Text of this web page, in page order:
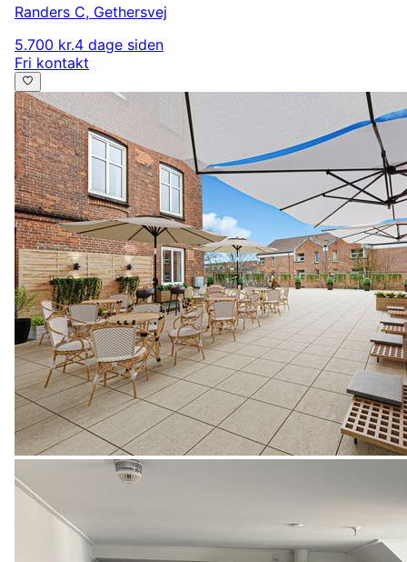
Randers C, Gethersvej
5.700 kr.4 dage siden
Fri kontakt